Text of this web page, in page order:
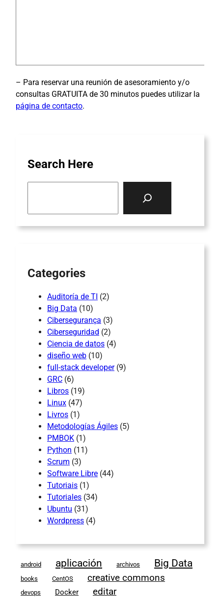
– Para reservar una reunión de asesoramiento y/o
consultas GRATUITA de 30 minutos puedes utilizar la
página de contacto.
Search Here
Categories
Auditoría de TI (2)
Big Data (10)
Cibersegurança (3)
Ciberseguridad (2)
Ciencia de datos (4)
diseño web (10)
full-stack developer(9)
GRC (6)
Libros (19)
Linux (47)
Livros (1)
Metodologías Ágiles (5)
PMBOK (1)
Python (11)
Scrum (3)
Software Libre (44)
Tutoriais (1)
Tutoriales (34)
Ubuntu (31)
Wordpress (4)
android aplicación archivos Big Data
books CentOS creative commons
devops Docker
editar